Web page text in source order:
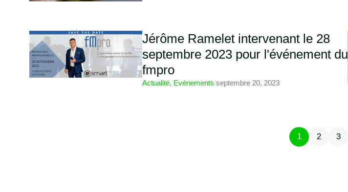
Jérôme Ramelet intervenant le 28
septembre 2023 pour l'événement du
fmpro
Actualité, Evénements/septembre 20, 2023
1 2 3